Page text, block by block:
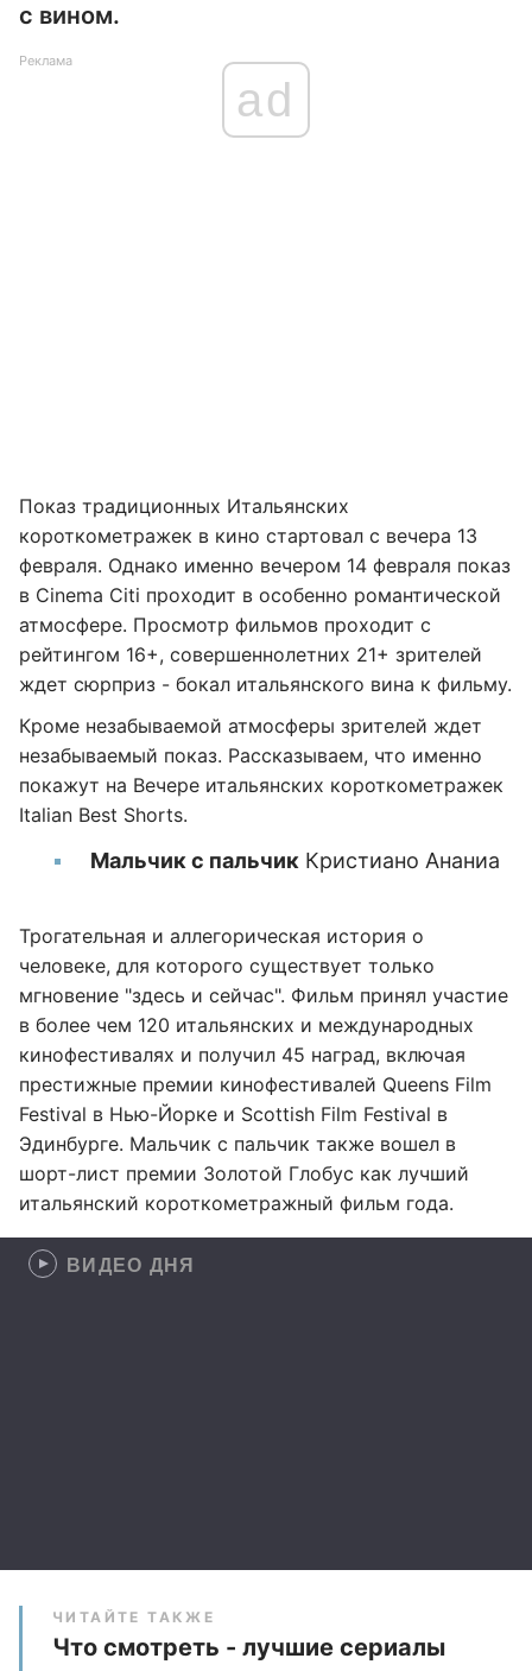
с вином.
Реклама
ad
Показ традиционных Итальянских
короткометражек в кино стартовал с вечера 13
февраля. Однако именно вечером 14 февраля показ
в Cinema Citi проходит в особенно романтической
атмосфере. Просмотр фильмов проходит с
рейтингом 16+, совершеннолетних 21+ зрителей
ждет сюрприз - бокал итальянского вина к фильму.
Кроме незабываемой атмосферы зрителей ждет
незабываемый показ. Рассказываем, что именно
покажут на Вечере итальянских короткометражек
Italian Best Shorts.
Мальчик с пальчик Кристиано Ананиа
Трогательная и аллегорическая история о
человеке, для которого существует только
мгновение "здесь и сейчас". Фильм принял участие
в более чем 120 итальянских и международных
кинофестивалях и получил 45 наград, включая
престижные премии кинофестивалей Queens Film
Festival в Нью-Йорке и Scottish Film Festival в
Эдинбурге. Мальчик с пальчик также вошел в
шорт-лист премии Золотой Глобус как лучший
итальянский короткометражный фильм года.
ВИДЕО ДНЯ
ЧИТАЙТЕ ТАКЖЕ
Что смотреть - лучшие сериалы